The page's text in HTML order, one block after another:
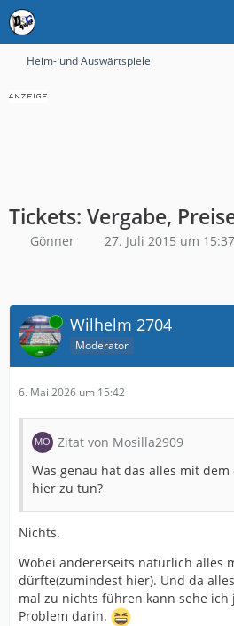
Heim- und Auswärtspiele
Tickets: Vergabe,
Gönner 27. Juli 2015 um 15:37
Online Wilhelm 2704
Moderator
6. Mai 2026 um 15:42
Zitat von Mosilla2909
Was genau hat das alles mit
hier zu tun?
Nichts.
Wobei andererseits natürlich alles
dürfte(zumindest hier). Und da
mal zu nichts führen kann sehe ich
Problem darin.